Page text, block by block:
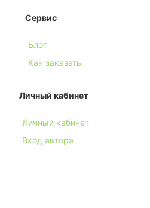
Сервис
Блог
Как заказать
Личный кабинет
Личный кабинет
Вход автора